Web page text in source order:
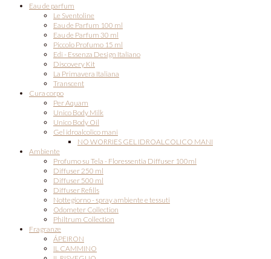
Eau de parfum
Le Sventoline
Eau de Parfum 100 ml
Eau de Parfum 30 ml
Piccolo Profumo 15 ml
Edi - Essenza Design Italiano
Discovery Kit
La Primavera Italiana
Transcent
Cura corpo
Per Aquam
Unico Body Milk
Unico Body Oil
Gel idroalcolico mani
NO WORRIES GEL IDROALCOLICO MANI
Ambiente
Profumo su Tela - Floressentia Diffuser 100ml
Diffuser 250 ml
Diffuser 500 ml
Diffuser Refills
Nottegiorno - spray ambiente e tessuti
Odometer Collection
Philtrum Collection
Fragranze
ÁPEIRON
IL CAMMINO